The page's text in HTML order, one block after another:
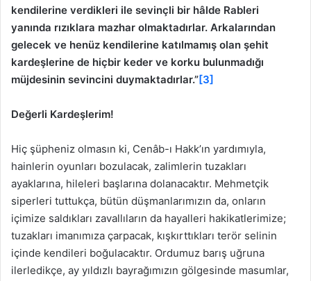
kendilerine verdikleri ile sevinçli bir hâlde Rableri
yanında rızıklara mazhar olmaktadırlar. Arkalarından
gelecek ve henüz kendilerine katılmamış olan şehit
kardeşlerine de hiçbir keder ve korku bulunmadığı
müjdesinin sevincini duymaktadırlar.”[3]
Değerli Kardeşlerim!
Hiç şüpheniz olmasın ki, Cenâb-ı Hakk’ın yardımıyla,
hainlerin oyunları bozulacak, zalimlerin tuzakları
ayaklarına, hileleri başlarına dolanacaktır. Mehmetçik
siperleri tuttukça, bütün düşmanlarımızın da, onların
içimize saldıkları zavallıların da hayalleri hakikatlerimize;
tuzakları imanımıza çarpacak, kışkırttıkları terör selinin
içinde kendileri boğulacaktır. Ordumuz barış uğruna
ilerledikçe, ay yıldızlı bayrağımızın gölgesinde masumlar,